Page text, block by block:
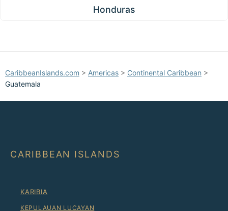
Honduras
CaribbeanIslands.com > Americas > Continental Caribbean >
Guatemala
CARIBBEAN ISLANDS
KARIBIA
KEPULAUAN LUCAYAN